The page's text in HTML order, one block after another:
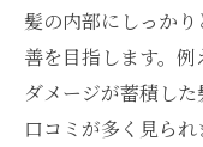
髪の内部にしっか
善を目指します。
ダメージが蓄積し
口コミが多く見られ